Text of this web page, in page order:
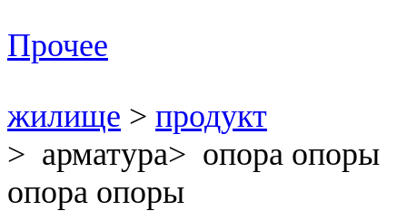
Прочее
жилище > продукт
> арматура> опора опоры
опора опоры